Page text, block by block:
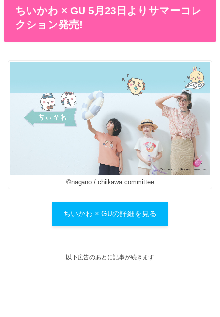
ちいかわ × GU 5月23日よりサマーコレ
クション発売!
©︎nagano / chiikawa committee
ちいかわ × GUの詳細を見る
以下広告のあとに記事が続きます